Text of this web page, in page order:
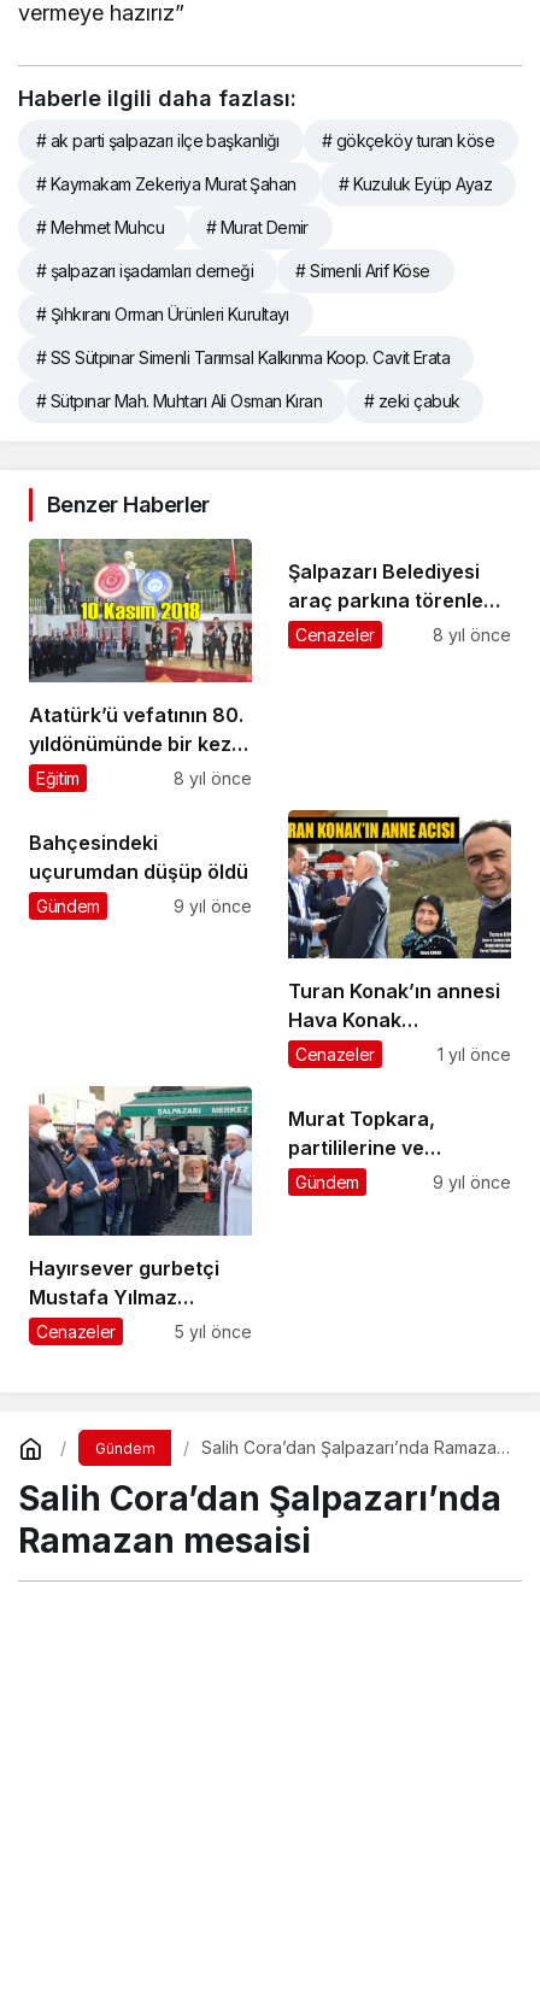
vermeye hazırız”
Haberle ilgili daha fazlası:
# ak parti şalpazarı ilçe başkanlığı # gökçeköy turan köse
# Kaymakam Zekeriya Murat Şahan # Kuzuluk Eyüp Ayaz
# Mehmet Muhcu # Murat Demir
# şalpazarı işadamları derneği # Simenli Arif Köse
# Şıhkıranı Orman Ürünleri Kurultayı
# SS Sütpınar Simenli Tarımsal Kalkınma Koop. Cavit Erata
# Sütpınar Mah. Muhtarı Ali Osman Kıran # zeki çabuk
Benzer Haberler
Atatürk’ü vefatının 80.
yıldönümünde bir kez
daha andık
Eğitim 8 yıl önce
Şalpazarı Belediyesi
araç parkına törenle
yeni bir araç daha kattı
Cenazeler 8 yıl önce
Bahçesindeki
uçurumdan düşüp öldü
Gündem 9 yıl önce
Turan Konak’ın annesi
Hava Konak
Şalpazarı’nda
Cenazeler 1 yıl önce
Hayırsever gurbetçi
Mustafa Yılmaz
koronavirüse yenildi
Cenazeler 5 yıl önce
Murat Topkara,
partililerine ve
seçmenlere teşekkür
Gündem 9 yıl önce
Gündem
Salih Cora’dan Şalpazarı’nda Ramazan
Salih Cora’dan Şalpazarı’nda
Ramazan mesaisi